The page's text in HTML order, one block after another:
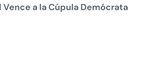
a la Cúpula Demócrata